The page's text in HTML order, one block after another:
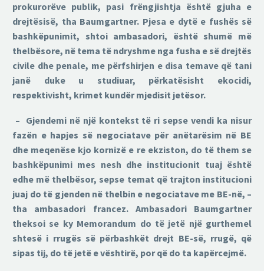
prokurorëve publik, pasi frëngjishtja është gjuha e
drejtësisë, tha Baumgartner. Pjesa e dytë e fushës së
bashkëpunimit, shtoi ambasadori, është shumë më
thelbësore, në tema të ndryshme nga fusha e së drejtës
civile dhe penale, me përfshirjen e disa temave që tani
janë duke u studiuar, përkatësisht ekocidi,
respektivisht, krimet kundër mjedisit jetësor.
– Gjendemi në një kontekst të ri sepse vendi ka nisur
fazën e hapjes së negociatave për anëtarësim në BE
dhe meqenëse kjo kornizë e re ekziston, do të them se
bashkëpunimi mes nesh dhe institucionit tuaj është
edhe më thelbësor, sepse temat që trajton institucioni
juaj do të gjenden në thelbin e negociatave me BE-në, –
tha ambasadori francez. Ambasadori Baumgartner
theksoi se ky Memorandum do të jetë një gurthemel
shtesë i rrugës së përbashkët drejt BE-së, rrugë, që
sipas tij, do të jetë e vështirë, por që do ta kapërcejmë.